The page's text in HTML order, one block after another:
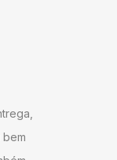
produto,
ter um